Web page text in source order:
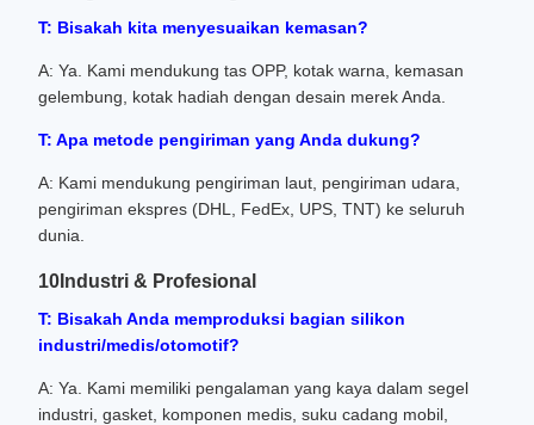
T: Bisakah kita menyesuaikan kemasan?
A: Ya. Kami mendukung tas OPP, kotak warna, kemasan
gelembung, kotak hadiah dengan desain merek Anda.
T: Apa metode pengiriman yang Anda dukung?
A: Kami mendukung pengiriman laut, pengiriman udara,
pengiriman ekspres (DHL, FedEx, UPS, TNT) ke seluruh
dunia.
10Industri & Profesional
T: Bisakah Anda memproduksi bagian silikon
industri/medis/otomotif?
A: Ya. Kami memiliki pengalaman yang kaya dalam segel
industri, gasket, komponen medis, suku cadang mobil,